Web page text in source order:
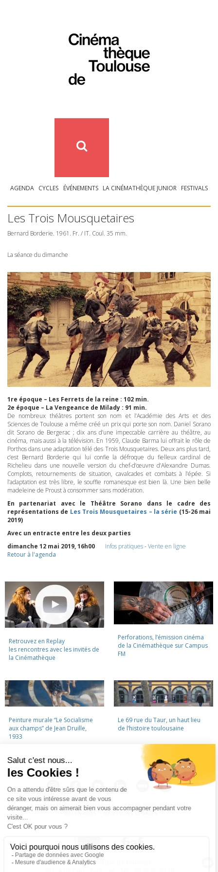
AGENDA CYCLES ÉVÉNEMENTS LA CINÉMATHÈQUE JUNIOR FESTIVALS
Les Trois Mousquetaires
Bernard Borderie. 1961. Fr. / IT. Coul. 35 mm.
La séance du dimanche
1re époque – Les Ferrets de la reine : 102 min.
2e époque – La Vengeance de Milady : 91 min.
De nombreux théâtres portent son nom et l’Académie des Arts et des
Sciences de Toulouse a même créé un prix qui porte son nom. Daniel Sorano
dit Sorano de Bergerac ; dix ans d’une impeccable carrière au théâtre, au
cinéma, mais aussi à la télévision. En 1959, Claude Barma lui offrait le rôle de
Porthos dans une adaptation télé des Trois Mousquetaires. Deux ans plus tard,
c’est Bernard Borderie qui lui confie la défroque du fielleux cardinal de
Richelieu dans une nouvelle version du chef-d’œuvre d’Alexandre Dumas.
Complots, retournements de situation, cavalcades et combats à l’épée. Si
l’adaptation est très libre, le souffle romanesque est bien là. Une bien belle
madeleine de Proust à consommer sans modération.
En partenariat avec le Théâtre Sorano dans le cadre des
représentations de Les Trois Mousquetaires – la série (15-26 mai
2019)
Avec un entracte entre les deux parties
dimanche 12 mai 2019, 16h00
Infos pratiques-Vente en ligne
Retour à l'agenda
Retrouvez en Replay
les rencontres avec les invités de
la Cinémathèque
Perforations, l’émission cinéma
de la Cinémathèque sur Campus
FM
Peinture murale “Le Socialisme
aux champs” de Jean Druille,
1933
Le 69 rue du Taur, un haut lieu
de l’histoire toulousaine
LA CINÉMATHÈQUE · CONTACTS · LETTRE D'INFORMATION ·
MENTIONS LÉGALES
La Cinémathèque de Toulouse